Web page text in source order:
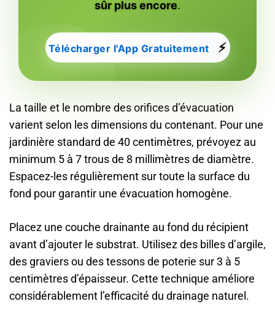
sûr plus encore.
Télécharger l'App Gratuitement ⚡
La taille et le nombre des orifices d’évacuation
varient selon les dimensions du contenant. Pour une
jardinière standard de 40 centimètres, prévoyez au
minimum 5 à 7 trous de 8 millimètres de diamètre.
Espacez-les régulièrement sur toute la surface du
fond pour garantir une évacuation homogène.
Placez une couche drainante au fond du récipient
avant d’ajouter le substrat. Utilisez des billes d’argile,
des graviers ou des tessons de poterie sur 3 à 5
centimètres d’épaisseur. Cette technique améliore
considérablement l’efficacité du drainage naturel.